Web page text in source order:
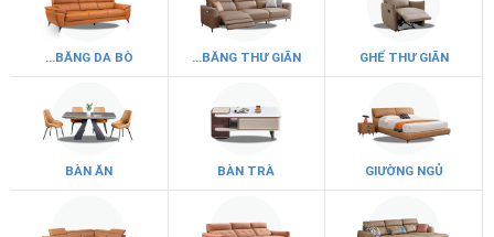
...BĂNG DA BÒ ...BĂNG THƯ GIÃN GHẾ THƯ GIÃN
BÀN ĂN BÀN TRÀ GIƯỜNG NGỦ